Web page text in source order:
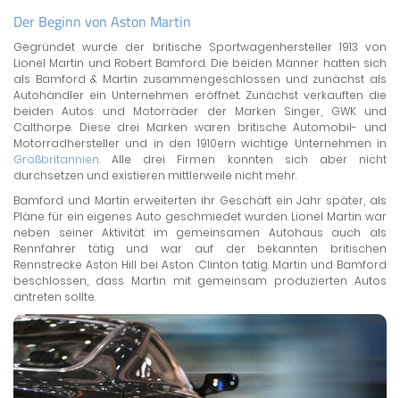
Der Beginn von Aston Martin
Gegründet wurde der britische Sportwagenhersteller 1913 von
Lionel Martin und Robert Bamford. Die beiden Männer hatten sich
als Bamford & Martin zusammengeschlossen und zunächst als
Autohändler ein Unternehmen eröffnet. Zunächst verkauften die
beiden Autos und Motorräder der Marken Singer, GWK und
Calthorpe. Diese drei Marken waren britische Automobil- und
Motorradhersteller und in den 1910ern wichtige Unternehmen in
Großbritannien. Alle drei Firmen konnten sich aber nicht
durchsetzen und existieren mittlerweile nicht mehr.
Bamford und Martin erweiterten ihr Geschäft ein Jahr später, als
Pläne für ein eigenes Auto geschmiedet wurden. Lionel Martin war
neben seiner Aktivität im gemeinsamen Autohaus auch als
Rennfahrer tätig und war auf der bekannten britischen
Rennstrecke Aston Hill bei Aston Clinton tätig. Martin und Bamford
beschlossen, dass Martin mit gemeinsam produzierten Autos
antreten sollte.